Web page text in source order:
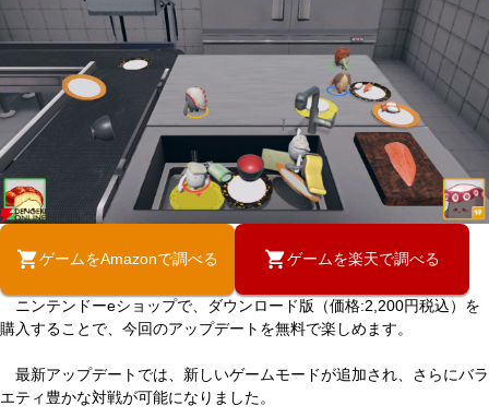
ゲームをAmazonで調べる ゲームを楽天で調べる
ニンテンドーeショップで、ダウンロード版（価格:2,200円税込）を
購入することで、今回のアップデートを無料で楽しめます。
最新アップデートでは、新しいゲームモードが追加され、さらにバラ
エティ豊かな対戦が可能になりました。